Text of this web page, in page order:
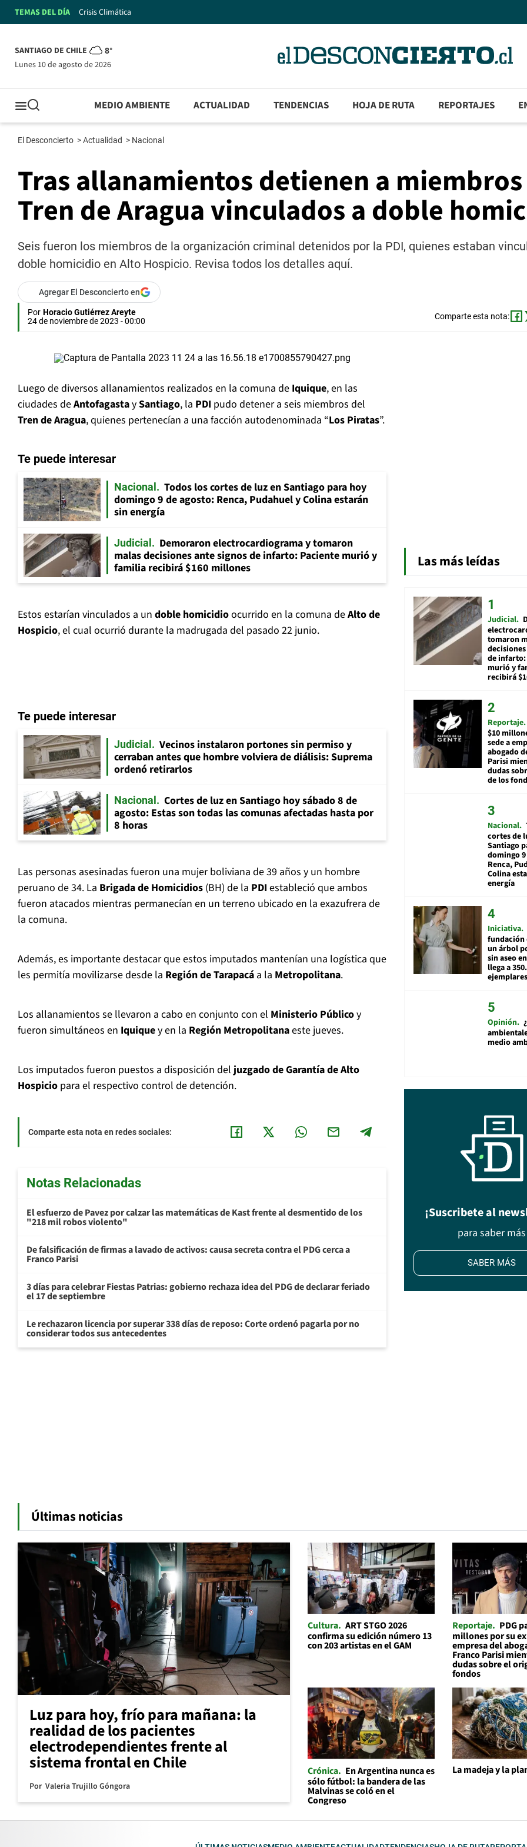
TEMAS DEL DÍA Crisis Climática
SANTIAGO DE CHILE 8°
lunes 10 de agosto de 2026
MEDIO AMBIENTE ACTUALIDAD TENDENCIAS HOJA DE RUTA REPORTAJES
El Desconcierto >Actualidad > Nacional
Tras allanamientos detienen a
Tren de Aragua vinculados a doble
Seis fueron los miembros de la organización criminal detenidos por la PDI, quienes estaban
doble homicidio en Alto Hospicio. Revisa todos los detalles aquí.
Agregar El Desconcierto en
Por Horacio Gutiérrez Areyte
24 de noviembre de 2023 - 00:00
Comparte esta nota:
Luego de diversos allanamientos realizados en la comuna de Iquique, en las
ciudades deAntofagastaySantiago, la PDI pudo detener a seis miembros del
Tren de Aragua, quienes pertenecían a una facción autodenominada “Los Piratas”.
Te puede interesar
Nacional
Todos los cortes de luz en Santiago para hoy
domingo 9 de agosto: Renca, Pudahuel y Colina estarán
sin energía
Judicial
Demoraron electrocardiograma y tomaron
malas decisiones ante signos de infarto: Paciente murió y
familia recibirá $160 millones
Estos estarían vinculados a un doble homicidioocurrido en la comuna deAlto de
Hospicio, el cual ocurrió durante la madrugada del pasado 22 junio.
Te puede interesar
Judicial
Vecinos instalaron portones sin permiso y
cerraban antes que hombre volviera de diálisis: Suprema
ordenó retirarlos
Nacional
Cortes de luz en Santiago hoy sábado 8 de
agosto: Estas son todas las comunas afectadas hasta por
8 horas
Las personas asesinadas fueron una mujer boliviana de 39 años y un hombre
peruano de 34. La Brigada de Homicidios (BH) de la PDI estableció que ambos
fueron atacados mientras permanecían en un terreno ubicado en la exazufrera de
la comuna.
Además, es importante destacar que estos imputados mantenían una logística que
les permitía movilizarse desde la Región de Tarapacá a la Metropolitana.
Los allanamientos se llevaron a cabo en conjunto con el Ministerio Públicoy
fueron simultáneos en Iquiquey en la Región Metropolitanaeste jueves.
Los imputados fueron puestos a disposición deljuzgado de Garantía de Alto
Hospicio para el respectivo control de detención.
Comparte esta nota en redes sociales:
Notas Relacionadas
El esfuerzo de Pavez por calzar las matemáticas de Kast frente al desmentido de los
"218 mil robos violento"
De falsificación de firmas a lavado de activos: causa secreta contra el PDG cerca a
Franco Parisi
3 días para celebrar Fiestas Patrias: gobierno rechaza idea del PDG de declarar feriado
el 17 de septiembre
Le rechazaron licencia por superar 338 días de reposo: Corte ordenó pagarla por no
considerar todos sus antecedentes
Las más leídas
Judicial
tomaron
de infarto:
murió y
recibirá
Reportaje
$10
sede a
abogado
Parisi
dudas
de los
Nacional
cortes de
Santiago
domingo
Renca,
Colina
energía
Iniciativa
fundación
un árbol
sin aseo
llega a
ejemplares
Opinión
medio
¡Suscribete al
para saber más
SABER MÁS
Últimas noticias
Luz para hoy, frío para mañana: la
realidad de los pacientes
electrodependientes frente al
sistema frontal en Chile
Por Valeria Trujillo Góngora
Cultura ART STGO 2026
confirma su edición número 13
con 203 artistas en el GAM
Reportaje PDG
millones por su
empresa del
Franco Parisi
dudas sobre el
fondos
Crónica
En Argentina nunca es
sólo fútbol: la bandera de las
Malvinas se coló en el
Congreso
La madeja y la